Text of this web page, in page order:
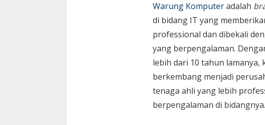
Warung Komputeradalah
di bidang IT yang
professional dan dibekali
yang berpengalaman.
lebih dari 10 tahun lamanya,
berkembang menjadi
tenaga ahli yang lebih
berpengalaman di bidangnya.